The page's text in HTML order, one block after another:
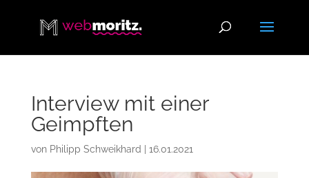
Interview mit einer
Geimpften
von Philipp Schweikhard 16.01.2021